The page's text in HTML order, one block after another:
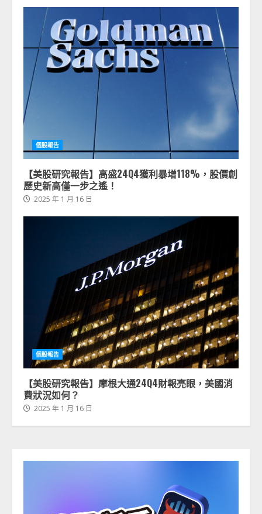
個股報告
【美股研究報告】高盛24Q4獲利暴增118%，股價創
歷史新高僅一步之遙！
2025 年 1 月 16 日
個股報告
【美股研究報告】摩根大通24Q4財報亮眼，美國消
費狀況如何？
2025 年 1 月 16 日